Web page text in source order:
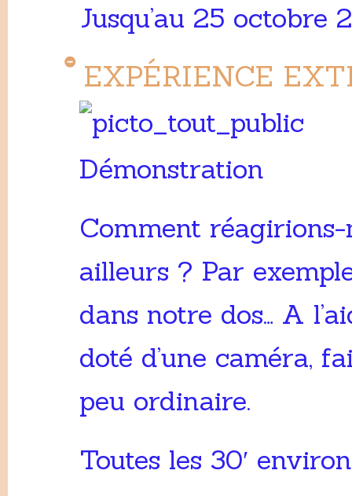
Jusqu’au 25 octobre
EXPÉRIENCE
Démonstration
Comment
ailleurs ? Par
dans notre dos… A
doté d’une caméra,
peu ordinaire.
Toutes les 30′